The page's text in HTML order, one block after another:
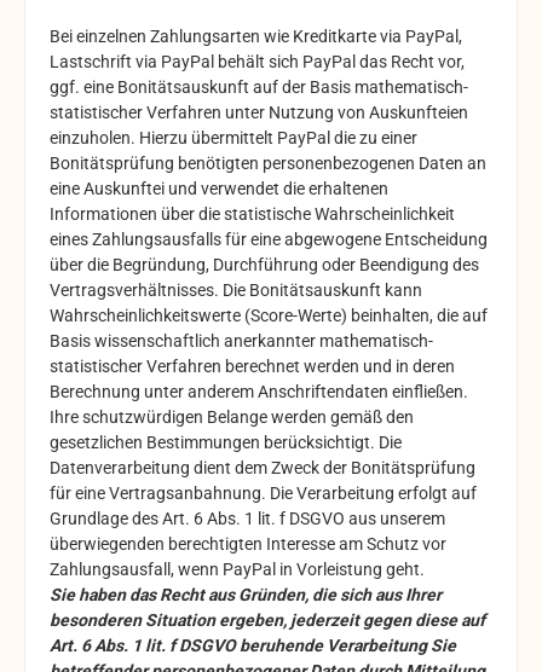
Bei einzelnen Zahlungsarten wie Kreditkarte via PayPal,
Lastschrift via PayPal behält sich PayPal das Recht vor,
ggf. eine Bonitätsauskunft auf der Basis mathematisch-
statistischer Verfahren unter Nutzung von Auskunfteien
einzuholen. Hierzu übermittelt PayPal die zu einer
Bonitätsprüfung benötigten personenbezogenen Daten an
eine Auskunftei und verwendet die erhaltenen
Informationen über die statistische Wahrscheinlichkeit
eines Zahlungsausfalls für eine abgewogene Entscheidung
über die Begründung, Durchführung oder Beendigung des
Vertragsverhältnisses. Die Bonitätsauskunft kann
Wahrscheinlichkeitswerte (Score-Werte) beinhalten, die auf
Basis wissenschaftlich anerkannter mathematisch-
statistischer Verfahren berechnet werden und in deren
Berechnung unter anderem Anschriftendaten einfließen.
Ihre schutzwürdigen Belange werden gemäß den
gesetzlichen Bestimmungen berücksichtigt. Die
Datenverarbeitung dient dem Zweck der Bonitätsprüfung
für eine Vertragsanbahnung. Die Verarbeitung erfolgt auf
Grundlage des Art. 6 Abs. 1 lit. f DSGVO aus unserem
überwiegenden berechtigten Interesse am Schutz vor
Zahlungsausfall, wenn PayPal in Vorleistung geht.
Sie haben das Recht aus Gründen, die sich aus Ihrer
besonderen Situation ergeben, jederzeit gegen diese auf
Art. 6 Abs. 1 lit. f DSGVO beruhende Verarbeitung Sie